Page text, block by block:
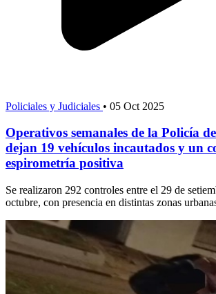
Policiales y Judiciales • 05 Oct 2025
Operativos semanales de la Policía
dejan 19 vehículos incautados y un
espirometría positiva
Se realizaron 292 controles entre el 29 de
octubre, con presencia en distintas zonas